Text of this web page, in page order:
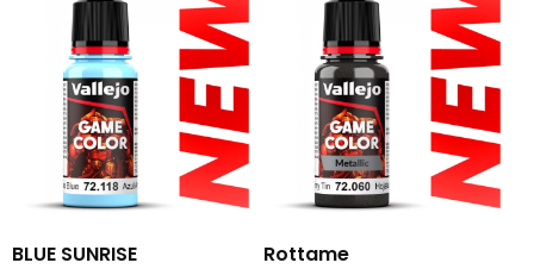
BLUE SUNRISE Rottame